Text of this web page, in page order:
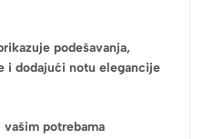
podešavanja,
i dodajući notu elegancije
potrebama